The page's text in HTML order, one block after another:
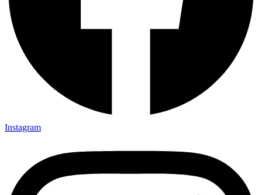
Instagram